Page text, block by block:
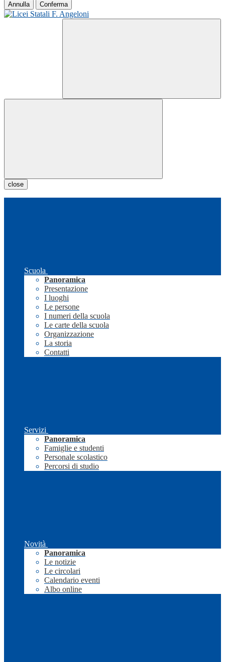
Annulla Conferma
close
Scuola
Panoramica
Presentazione
I luoghi
Le persone
I numeri della scuola
Le carte della scuola
Organizzazione
La storia
Contatti
Servizi
Panoramica
Famiglie e studenti
Personale scolastico
Percorsi di studio
Novità
Panoramica
Le notizie
Le circolari
Calendario eventi
Albo online